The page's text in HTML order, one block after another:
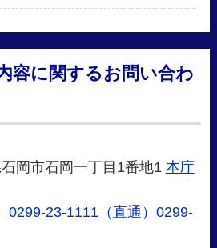
容に関するお問い合わ
岡市石岡一丁目1番地1 本庁
0299-23-1111（直通）0299-